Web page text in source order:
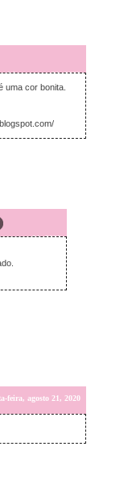
feira, agosto 21, 2020
uma cor bonita.
agosto 21, 2020
feira, agosto 21, 2020